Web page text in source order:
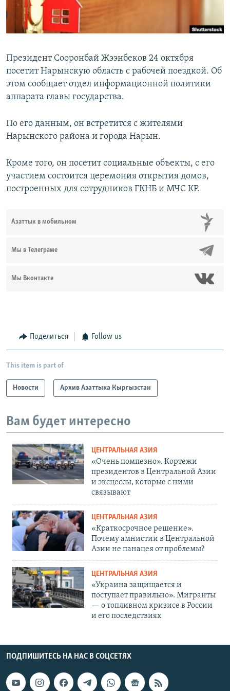
Президент Сооронбай Жээнбеков 24 октября
посетит Нарынскую область с рабочей поездкой. Об
этом сообщает отдел информационной политики
аппарата главы государства.
По его данным, он встретится с жителями
Нарынского района и города Нарын.
Кроме того, он посетит социальные объекты, с его
участием состоится церемония открытия домов,
построенных для сотрудников ГКНБ и МЧС КР.
Азаттык в мобильном
Мы в Телеграме
Мы Вконтакте
Поделиться Follow us
This item is part of
Новости Архив Азаттыка Кыргызстан
Вам будет интересно
ЦЕНТРАЛЬНАЯ АЗИЯ
«Очень помпезно». Кортежи
президентов в Центральной Азии
и эксцессы, которые с ними
связывают
ЦЕНТРАЛЬНАЯ АЗИЯ
«Краткосрочное решение».
Почему амнистии в Центральной
Азии не панацея от проблемы?
ЦЕНТРАЛЬНАЯ АЗИЯ
«Украина защищается и
поступает правильно». Мигранты
— о топливном кризисе в России
и его последствиях
ПОДПИШИТЕСЬ НА НАС В СОЦСЕТЯХ